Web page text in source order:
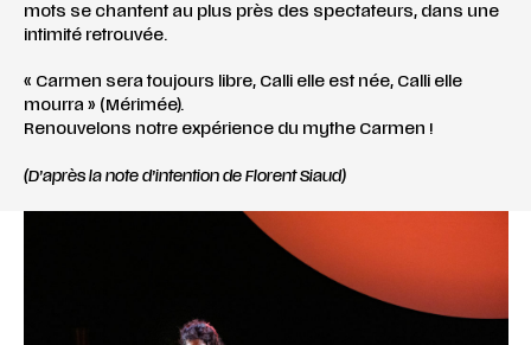
mots se chantent au plus près des spectateurs, dans une
intimité retrouvée.
« Carmen sera toujours libre, Calli elle est née, Calli elle
mourra » (Mérimée).
Renouvelons notre expérience du mythe Carmen !
(D’après la note d’intention de Florent Siaud)